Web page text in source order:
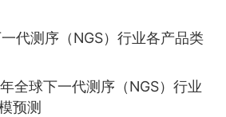
代测序（NGS）行业各产品类
全球下一代测序（NGS）行业
预测